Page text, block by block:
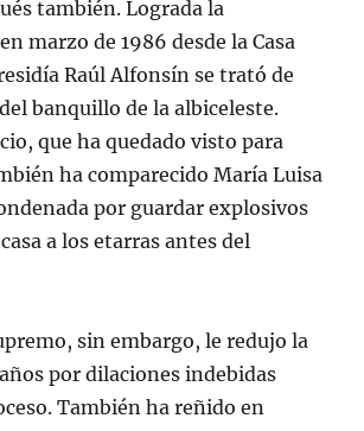
también. Lograda la
marzo de 1986 desde la Casa
Raúl Alfonsín se trató de
banquillo de la albiceleste.
que ha quedado visto para
ha comparecido María Luisa
por guardar explosivos
a los etarras antes del
sin embargo, le redujo la
por dilaciones indebidas
También ha reñido en